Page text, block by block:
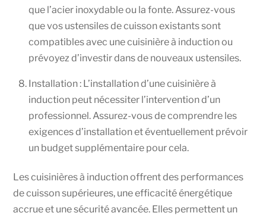
que l’acier inoxydable ou la fonte. Assurez-vous
que vos ustensiles de cuisson existants sont
compatibles avec une cuisinière à induction ou
prévoyez d’investir dans de nouveaux ustensiles.
Installation : L’installation d’une cuisinière à
induction peut nécessiter l’intervention d’un
professionnel. Assurez-vous de comprendre les
exigences d’installation et éventuellement prévoir
un budget supplémentaire pour cela.
Les cuisinières à induction offrent des performances
de cuisson supérieures, une efficacité énergétique
accrue et une sécurité avancée. Elles permettent un